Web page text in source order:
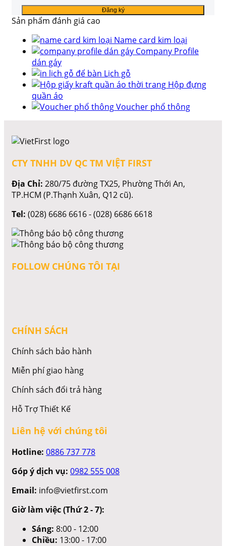
Sản phẩm đánh giá cao
Name card kim loại
Company Profile
dán gáy
Lịch gỗ
Hộp đựng
quần áo
Voucher phổ thông
CTY TNHH DV QC TM VIỆT FIRST
Địa Chỉ: 280/75 đường TX25, Phường Thới An,
TP.HCM (P.Thạnh Xuân, Q12 cũ).
Tel: (028) 6686 6616 - (028) 6686 6618
FOLLOW CHÚNG TÔI TẠI
CHÍNH SÁCH
Chính sách bảo hành
Miễn phí giao hàng
Chính sách đổi trả hàng
Hỗ Trợ Thiết Kế
Liên hệ với chúng tôi
Hotline: 0886 737 778
Góp ý dịch vụ: 0982 555 008
Email: info@vietfirst.com
Giờ làm việc (Thứ 2 - 7):
Sáng: 8:00 - 12:00
Chiều: 13:00 - 17:00